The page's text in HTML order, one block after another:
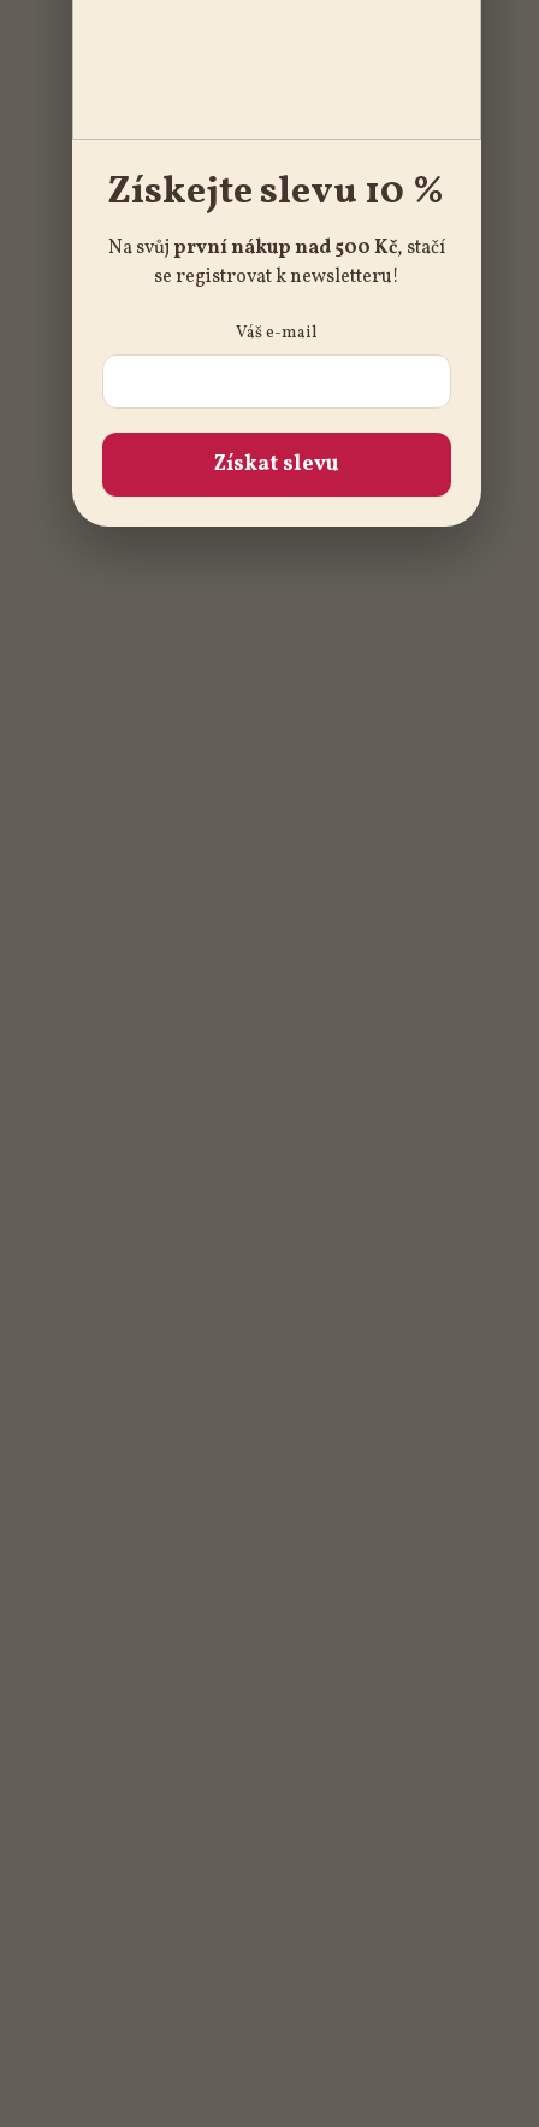
Získejte slevu 10 %
Na svůj první nákup nad 500 Kč, stačí
se registrovat k newsletteru!
Váš e-mail
Získat slevu